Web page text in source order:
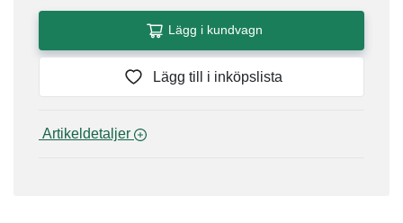
Lägg i kundvagn
Lägg till i inköpslista